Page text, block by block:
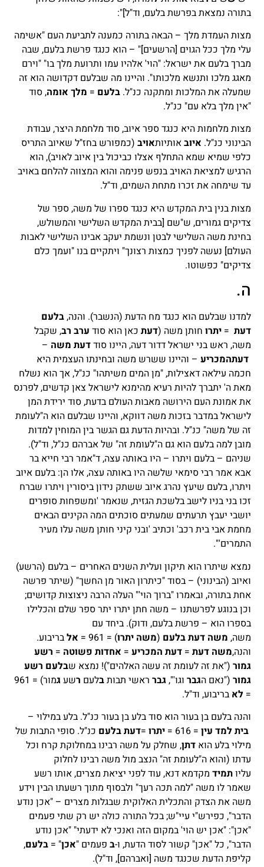
בתורה נמצאת בפרשת בלעם, וד"ל]":
מצות העמדת מלך – הבאה בתורה כמענה לתביעת העם "אשימה
עלי מלך ככל הגוים [הרשעים]" – הוא כנגד פרשת בלעם, שבה
מברך בלעם את ישראל: "הוי' אלהיו עמו ותרועת מלך בו" "וירם
מאגג מלכו ותנשא מלכותו". והיינו מה שבלעם דקדושה הוא זה
שמעלה את המלכות ומתקנה כנ"ל.בלעם = מלך אומה, סוד
"אין מלך בלא עם" כנ"ל.
מצות מלחמות היא כנגד ספר איוב, סוד מלחמת היצר, עבודת
הבינוני כנ"ל. איובאותיותאויב (כמפורש בחז"ל שאיוב התריס
כלפי שמיא שמא התחלף אצלו כביכול בין איוב לאויב), הוא
הרגיש למציאת האויב בנפש פנימה והוא המצווה להלחם באויב
עד שימחה את זכרו מתחת השמים, וד"ל.
מצות בנין בית המקדש היא כנגד ספרו של משה, ספר של
צדיקים גמורים, ש"שם [בבית המקדש השלישי והמשולש,
בחינת משה השלישי לבטן ונשמת יעקב אבינו השלישי לאבות
העולם] נעשה לפניך כמצות רצונך" ויתקיים בנו "ועמך כלם
צדיקים" כפשוטו.
ה.
למדנו שבלעם הוא כנגד מח הדעת (הנשבר). והנה,בלעם
דעת =יתרו חותן משה (דעת כאן הוא סוד ערב רב, שקבל
משה, ראש בני ישראל דדור דעה, היינו סודדעת משה –
דעתהמכריע – והיינו ששרש משה ובחינתו העצמית היא
חכמה עילאה דאצילות, "מן המים משיתהו" כנ"ל, אך הוא נשלח
מאת ה' יתברך להיות רעיא מהימנא לישראל צאן קדשים, לפרנס
את אמונת העם הירושה מאבות העולם בדעת, סוד ירידת המן
לישראל במדבר בזכות משה דווקא, והיינו שבלעם הוא ה"לעומת
זה של משה" כנ"ל. ובהיות הדעת גם הגשר בין המוחין למדות
מובן למה בלעם הוא גם ה"לעומת זה" של אברהם כנ"ל, וד"ל).
שניהם – בלעם ויתרו – היו באותה עצה, ד"אמר רבי חייא בר
אבא אמר רבי סימאי שלשה היו באותה עצה, אלו הן: בלעם איוב
ויתרו, בלעם שיעץ נהרג איוב ששתק נידון ביסורין ויתרו שברח
זכו בני בניו לישב בלשכת הגזית, שנאמר 'ומשפחות סופרים
יושבי יעבץ תרעתים שמעתים סוכתים המה הקינים הבאים
מחמת אבי בית רכב' וכתיב 'ובני קיני חותן משה עלו מעיר
התמרים'".
נמצא שיתרו הוא תיקון ועלית השנים האחרים – בלעם (הרשע)
ואיוב (הבינוני) – בסוד "כיתרון האור מן החשך" (שיתר פרשה
אחת בתורה, ובאמרו "ברוך הוי'" העלה הרבה ניצוצות קדושים;
וכן בנוגע לפרשתנו – משה חתן יתרו יתר ספר שלם והכלילו
בספרו הוא – פרשת בלעם, ודוק). ביחד עם
משה, משה דעתבלעם (משה יתרו) = 961 = אלבריבוע.
והנה,משה דעת =דעת המכריע = אחדות פשוטה = רשע
גמור ("את זה לעומת זה עשה האלהים")! נמצא שבלעם רשע
גמור ("נאם הגבר וגו'",גבר ראשי תבותבלעם רשעג
מור) = 961
=לא בריבוע, וד"ל.
והנה בלעם בן בעור הוא סוד בלע בן בעור כנ"ל. בלע במילוי –
בית למד עין = 616 = יתרו =דעת בלעם כנ"ל. סופי התבות של
מילוי בלע הואדתן, שחלק על משה רבינו במחלוקת קרח וכל
עדתו (והוא ה"לעומת זה" הנצב מול משה רבינו לחלוק
עליותמיד מקדמא דנא, עוד לפני יציאת מצרים, אותו רשע
שאמר לו משה "למה תכה רעך" ולבסוף מתוך רשעתו הבין וידע
משה את הצדק והתכלית האלוקית שבגלות מצרים – "אכן נודע
הדבר", כפירש"י עיי"ש; בכל התורה כולה יש רק שתי פעמים
"אכן": "אכן יש הוי' במקום הזה ואנכי לא ידעתי" "אכן נודע
הדבר", כל "אכן" קשור לסוד הדעת, ו-ב פעמים "אכן" =בלעם,
קליפת הדעת שכנגד משה [ואברהם], וד"ל).